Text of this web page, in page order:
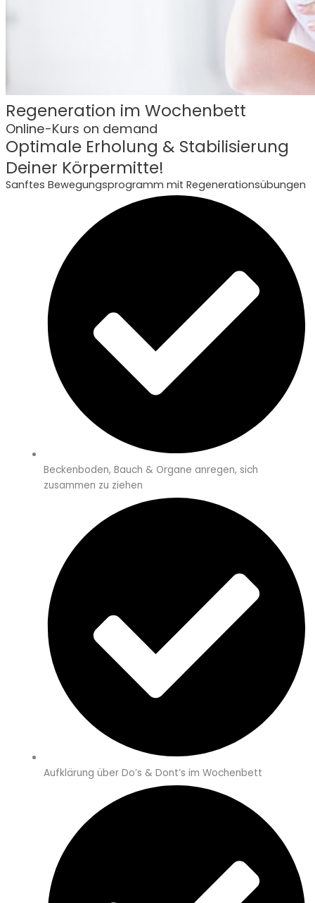
Regeneration im Wochenbett
Online-Kurs on demand
Optimale Erholung & Stabilisierung
Deiner Körpermitte!
Sanftes Bewegungsprogramm mit Regenerationsübungen
Beckenboden, Bauch & Organe anregen, sich
zusammen zu ziehen
Aufklärung über Do’s & Dont’s im Wochenbett